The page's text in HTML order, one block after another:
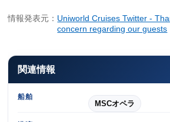
情報発表元： Uniworld Cruises Twitter -
concern regarding our guests
関連情報
船舶
MSCオペラ